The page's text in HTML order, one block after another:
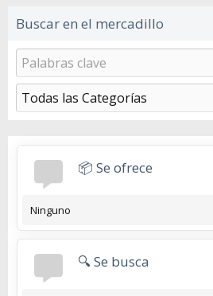
Buscar en el mercadillo
📦 Se ofrece
Ninguno
🔍 Se busca